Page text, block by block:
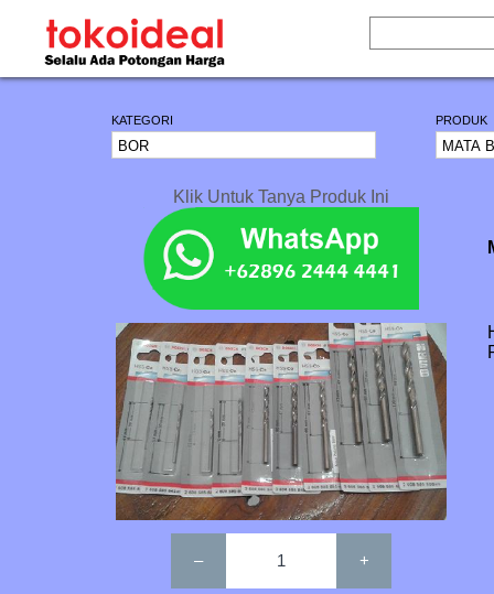
KATEGORI PRODUK
Klik Untuk Tanya Produk Ini
– 1 +